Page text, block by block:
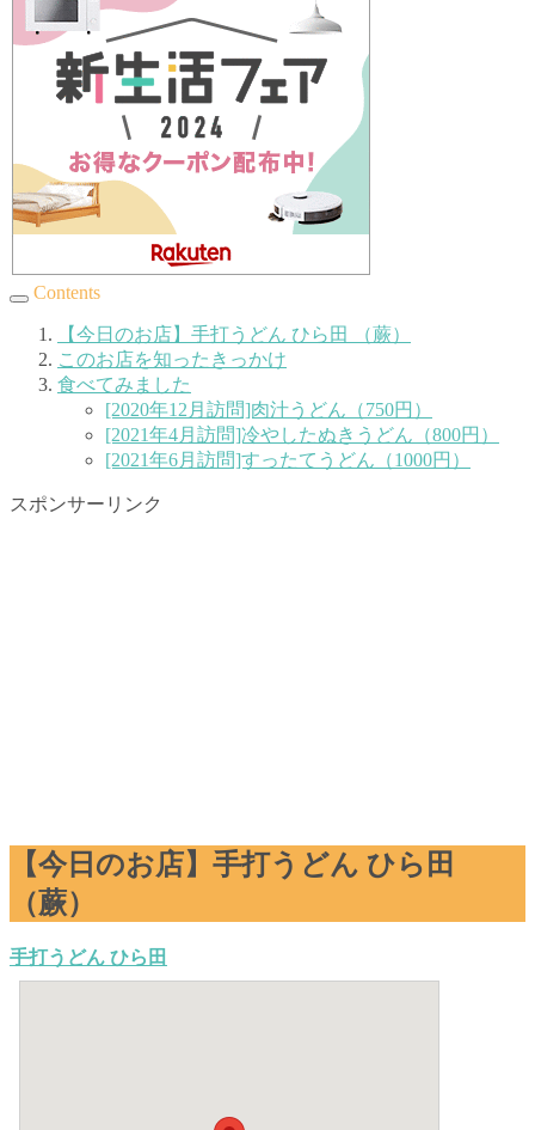
Contents
【今日のお店】手打うどん ひら田 （蕨）
このお店を知ったきっかけ
食べてみました
[2020年12月訪問]肉汁うどん（750円）
[2021年4月訪問]冷やしたぬきうどん（800円）
[2021年6月訪問]すったてうどん（1000円）
スポンサーリンク
【今日のお店】手打うどん ひら田
（蕨）
手打うどん ひら田